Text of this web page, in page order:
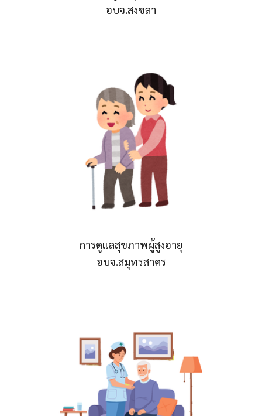
อบจ.สงขลา
การดูแลสุขภาพผู้สูงอายุ
อบจ.สมุทรสาคร